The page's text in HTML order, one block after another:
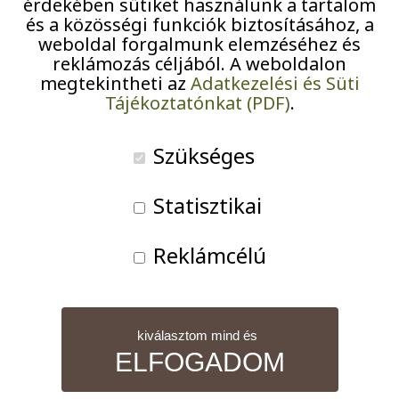
köszöntik Önt az
Olajág Otthonok!
és a közösségi funkciók biztosításához, a
weboldal forgalmunk elemzéséhez és
reklámozás céljából. A weboldalon
megtekintheti az Adatkezelési és Süti
Tájékoztatónkat (PDF).
Szükséges
Statisztikai
Reklámcélú
kiválasztom mind és
ELFOGADOM
Pályázatok
Járványügyi intézkedések